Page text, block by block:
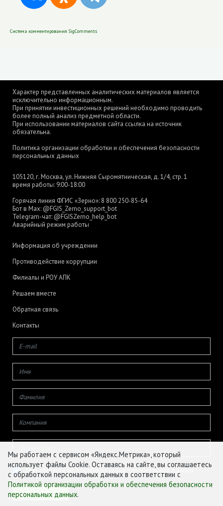
Система комментирования SigComments
Характер представленных аналитических материалов является
исключительно информационным.
При принятии инвестиционных решений необходимо проводить
более полный анализ предметной области.
При использовании материалов сайта ссылка на источник
обязательна.
Политика организации обработки и обеспечения безопасности
персональных данных
105120, г. Москва, ул. Нижняя Сыромятническая, д. 1/4, стр. 1
время работы: 9:00-18:00
Горячая линия ФГИС «Зерно»: 8 800 250-85-64
Бот в Max: @FGIS_Zerno_support_bot
Telegram-чат: @FGISZerno_help_bot
Аварийный режим работы
Информация об учреждении
Противодействие коррупции
Филиалы и РОУ АПК
Решаем вместе
Обратная связь
Контакты
Даю согласие на обработку своих персональных данных
Мы работаем с сервисом «Яндекс.Метрика», который
использует файлы Cookie. Оставаясь на сайте, вы соглашаетесь
с обработкой персональных данных в соответствии с
Политикой организации обработки и обеспечения безопасности
персональных данных.